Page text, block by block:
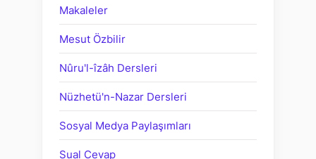
Makaleler
Mesut Özbilir
Nûru'l-îzâh Dersleri
Nüzhetü'n-Nazar Dersleri
Sosyal Medya Paylaşımları
Sual Cevap